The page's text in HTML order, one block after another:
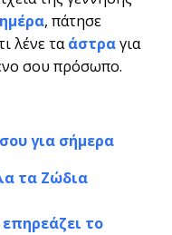
ημέρα, πάτησε
λένε ταάστραγια
σου πρόσωπο.
για σήμερα
τα Ζώδια
το